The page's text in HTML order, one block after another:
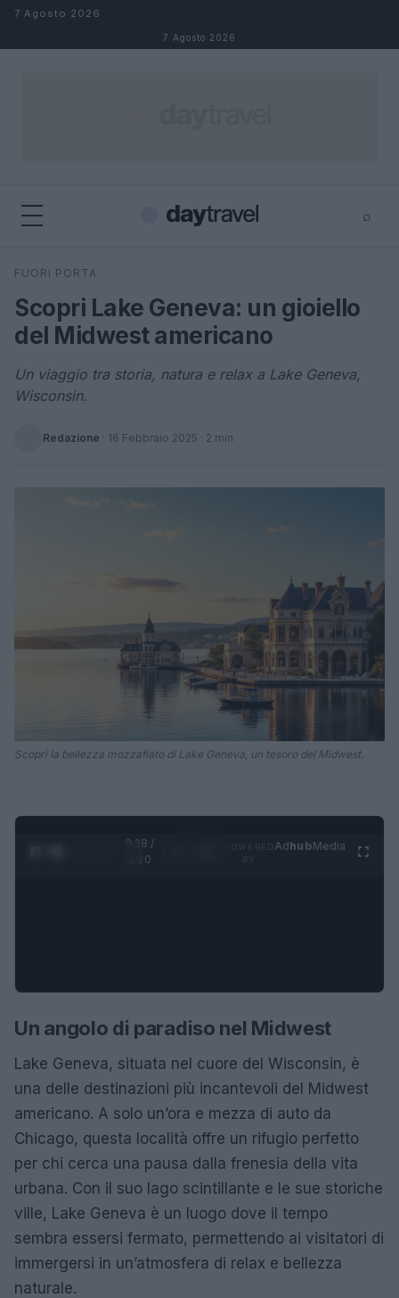
Salta al contenuto
7 Agosto 2026
7 Agosto 2026
⌕
Cerca
FUORI PORTA
Scopri Lake Geneva: un gioiello
del Midwest americano
Un viaggio tra storia, natura e relax a Lake Geneva,
Wisconsin.
Redazione · 16 Febbraio 2025 · 2 min
Scopri la bellezza mozzafiato di Lake Geneva, un tesoro del Midwest.
0:28 /
1:20
AdhubMedia
Un angolo di paradiso nel Midwest
Lake Geneva, situata nel cuore del Wisconsin, è
una delle destinazioni più incantevoli del Midwest
americano. A solo un’ora e mezza di auto da
Chicago, questa località offre un rifugio perfetto
per chi cerca una pausa dalla frenesia della vita
urbana. Con il suo lago scintillante e le sue storiche
ville, Lake Geneva è un luogo dove il tempo
sembra essersi fermato, permettendo ai visitatori di
immergersi in un’atmosfera di relax e bellezza
naturale.